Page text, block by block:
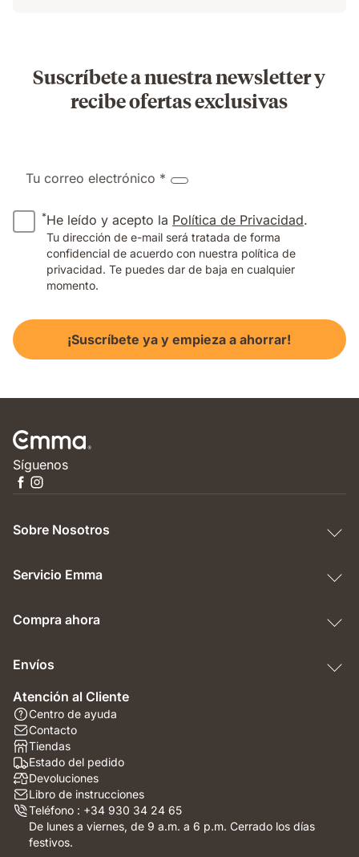
Suscríbete a nuestra newsletter y
recibe ofertas exclusivas
Tu correo electrónico *
*He leído y acepto la Política de Privacidad.
Tu dirección de e-mail será tratada de forma
confidencial de acuerdo con nuestra política de
privacidad. Te puedes dar de baja en cualquier
momento.
¡Suscríbete ya y empieza a ahorrar!
Síguenos
Sobre Nosotros
Servicio Emma
Compra ahora
Envíos
Atención al Cliente
Centro de ayuda
Contacto
Tiendas
Estado del pedido
Devoluciones
Libro de instrucciones
Teléfono : +34 930 34 24 65
De lunes a viernes, de 9 a.m. a 6 p.m. Cerrado los días
festivos.